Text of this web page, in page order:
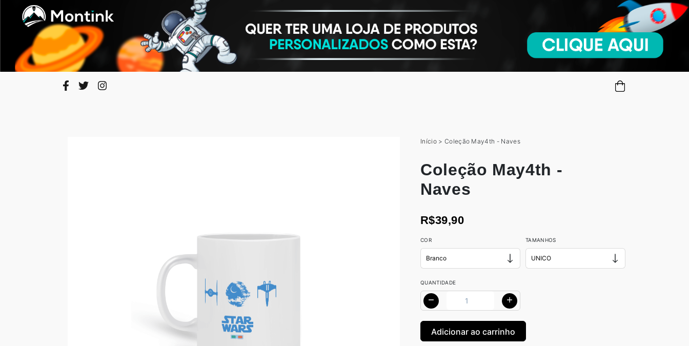
Início > Coleção May4th - Naves
Coleção May4th -
Naves
R$39,90
COR TAMANHOS
QUANTIDADE